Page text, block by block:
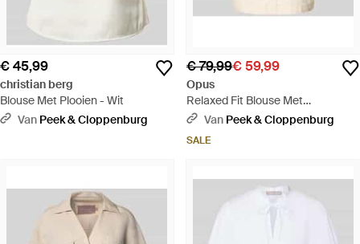
€ 45,99
christian berg
Blouse Met Plooien - Wit
Van Peek & Cloppenburg
€ 79,99€ 59,99
Opus
Relaxed Fit Blouse Met
Paspelzakken Op De Borst -
Van Peek & Cloppenburg
SALE